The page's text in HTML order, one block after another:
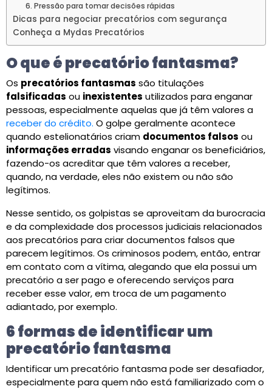
6. Pressão para tomar decisões rápidas
Dicas para negociar precatórios com segurança
Conheça a Mydas Precatórios
O que é precatório fantasma?
Os precatórios fantasmas são titulações
falsificadas ou inexistentes utilizados para enganar
pessoas, especialmente aquelas que já têm valores a
receber do crédito. O golpe geralmente acontece
quando estelionatários criam documentos falsos ou
informações erradas visando enganar os beneficiários,
fazendo-os acreditar que têm valores a receber,
quando, na verdade, eles não existem ou não são
legítimos.
Nesse sentido, os golpistas se aproveitam da burocracia
e da complexidade dos processos judiciais relacionados
aos precatórios para criar documentos falsos que
parecem legítimos. Os criminosos podem, então, entrar
em contato com a vítima, alegando que ela possui um
precatório a ser pago e oferecendo serviços para
receber esse valor, em troca de um pagamento
adiantado, por exemplo.
6 formas de identificar um
precatório fantasma
Identificar um precatório fantasma pode ser desafiador,
especialmente para quem não está familiarizado com o